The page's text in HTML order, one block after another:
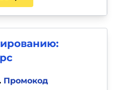
Промокод